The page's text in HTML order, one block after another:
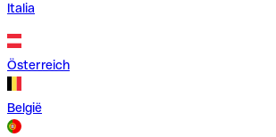
Italia
Österreich
België